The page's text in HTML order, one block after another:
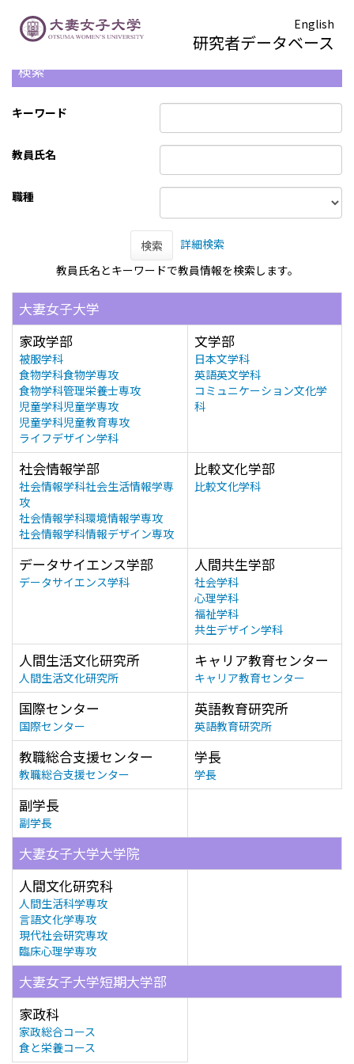
English
研究者データベース
検索
キーワード
教員氏名
職種
検索
詳細検索
教員氏名とキーワードで教員情報を検索します。
大妻女子大学
家政学部
被服学科
食物学科食物学専攻
食物学科管理栄養士専攻
児童学科児童学専攻
児童学科児童教育専攻
ライフデザイン学科
文学部
日本文学科
英語英文学科
コミュニケーション文化学
科
社会情報学部
社会情報学科社会生活情報学専
攻
社会情報学科環境情報学専攻
社会情報学科情報デザイン専攻
比較文化学部
比較文化学科
データサイエンス学部
データサイエンス学科
人間共生学部
社会学科
心理学科
福祉学科
共生デザイン学科
人間生活文化研究所
人間生活文化研究所
キャリア教育センター
キャリア教育センター
国際センター
国際センター
英語教育研究所
英語教育研究所
教職総合支援センター
教職総合支援センター
学長
学長
副学長
副学長
大妻女子大学大学院
人間文化研究科
人間生活科学専攻
言語文化学専攻
現代社会研究専攻
臨床心理学専攻
大妻女子大学短期大学部
家政科
家政総合コース
食と栄養コース